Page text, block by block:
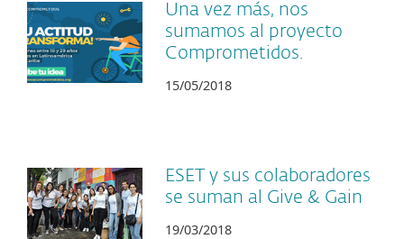
Una vez más, nos
sumamos al proyecto
Comprometidos.
15/05/2018
ESET y sus colaboradores
se suman al Give & Gain
19/03/2018